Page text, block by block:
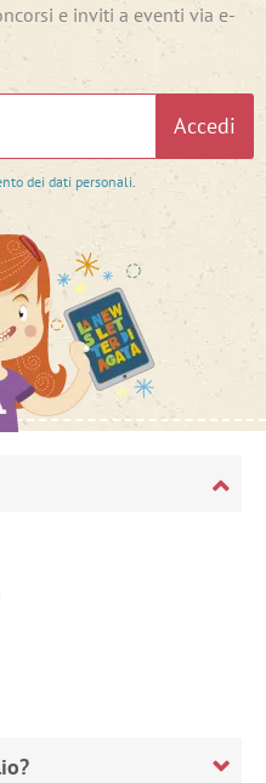
e inviti a eventi via e-
Accedi
dei dati personali